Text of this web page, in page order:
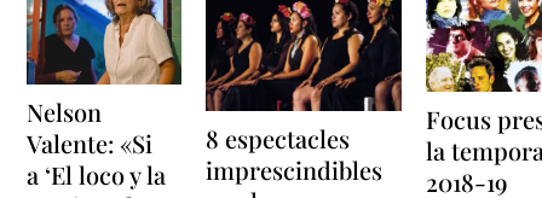
Nelson
Valente: «Si
a ‘El loco y la
8 espectacles
imprescindibles
Focus
la
2018-19